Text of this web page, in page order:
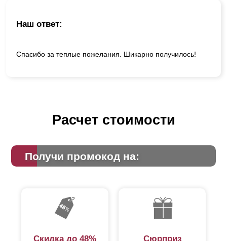
Наш ответ:
Спасибо за теплые пожелания. Шикарно получилось!
Расчет стоимости
Получи промокод на:
Скидка до 48% Сюрприз